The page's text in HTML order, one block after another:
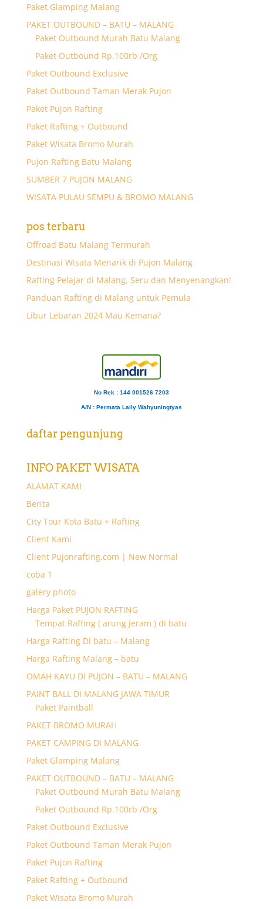
Paket Glamping Malang
PAKET OUTBOUND – BATU – MALANG
Paket Outbound Murah Batu Malang
Paket Outbound Rp.100rb /Org
Paket Outbound Exclusive
Paket Outbound Taman Merak Pujon
Paket Pujon Rafting
Paket Rafting + Outbound
Paket Wisata Bromo Murah
Pujon Rafting Batu Malang
SUMBER 7 PUJON MALANG
WISATA PULAU SEMPU & BROMO MALANG
pos terbaru
Offroad Batu Malang Termurah
Destinasi Wisata Menarik di Pujon Malang
Rafting Pelajar di Malang, Seru dan Menyenangkan!
Panduan Rafting di Malang untuk Pemula
Libur Lebaran 2024 Mau Kemana?
No Rek : 144 001526 7203
A/N : Permata Laily Wahyuningtyas
daftar pengunjung
INFO PAKET WISATA
ALAMAT KAMI
Berita
City Tour Kota Batu + Rafting
Client Kami
Client Pujonrafting.com | New Normal
coba 1
galery photo
Harga Paket PUJON RAFTING
Tempat Rafting ( arung jeram ) di batu
Harga Rafting Di batu – Malang
Harga Rafting Malang – batu
OMAH KAYU DI PUJON – BATU – MALANG
PAINT BALL DI MALANG JAWA TIMUR
Paket Paintball
PAKET BROMO MURAH
PAKET CAMPING DI MALANG
Paket Glamping Malang
PAKET OUTBOUND – BATU – MALANG
Paket Outbound Murah Batu Malang
Paket Outbound Rp.100rb /Org
Paket Outbound Exclusive
Paket Outbound Taman Merak Pujon
Paket Pujon Rafting
Paket Rafting + Outbound
Paket Wisata Bromo Murah